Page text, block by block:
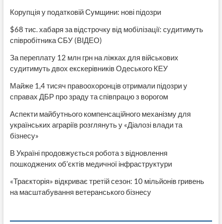
Корупція у податковій Сумщини: нові підозри
$68 тис. хабаря за відстрочку від мобілізації: судитимуть
співробітника СБУ (ВІДЕО)
За переплату 12 млн грн на ліжках для військових
судитимуть двох екскерівників Одеського КЕУ
Майже 1,4 тисяч правоохоронців отримали підозри у
справах ДБР про зраду та співпрацю з ворогом
Аспекти майбутнього компенсаційного механізму для
українських аграріїв розглянуть у «Діалозі влади та
бізнесу»
В Україні продовжується робота з відновлення
пошкоджених об’єктів медичної інфраструктури
«Траєкторія» відкриває третій сезон: 10 мільйонів гривень
на масштабування ветеранського бізнесу